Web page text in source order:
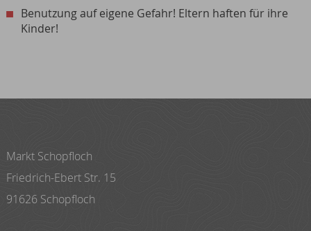
Benutzung auf eigene Gefahr! Eltern haften für ihre
Kinder!
Markt Schopfloch
Friedrich-Ebert Str. 15
91626 Schopfloch